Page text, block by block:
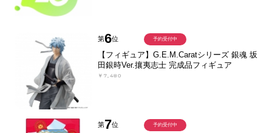
第6位
【フィギュア】G.E.M.Caratシリーズ 銀魂 坂
田銀時Ver.攘夷志士 完成品フィギュア
￥7,480
予約受付中
第7位 予約受付中